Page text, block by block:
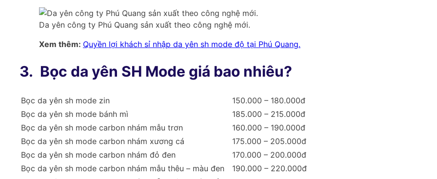
Da yên công ty Phú Quang sản xuất theo công nghệ mới.
Xem thêm: Quyền lợi khách sỉ nhập da yên sh mode độ tại Phú Quang.
3. Bọc da yên SH Mode giá bao nhiêu?
Bọc da yên sh mode zin
150.000 – 180.000đ
Bọc da yên sh mode bánh mì
185.000 – 215.000đ
Bọc da yên sh mode carbon nhám mẫu trơn
160.000 – 190.000đ
Bọc da yên sh mode carbon nhám xương cá
175.000 – 205.000đ
Bọc da yên sh mode carbon nhám đỏ đen
170.000 – 200.000đ
Bọc da yên sh mode carbon nhám mẫu thêu – màu đen
190.000 – 220.000đ